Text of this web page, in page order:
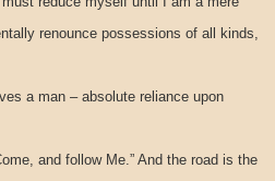
renounce possessions of all kinds,
a man – absolute reliance upon
and follow Me.” And the road is the